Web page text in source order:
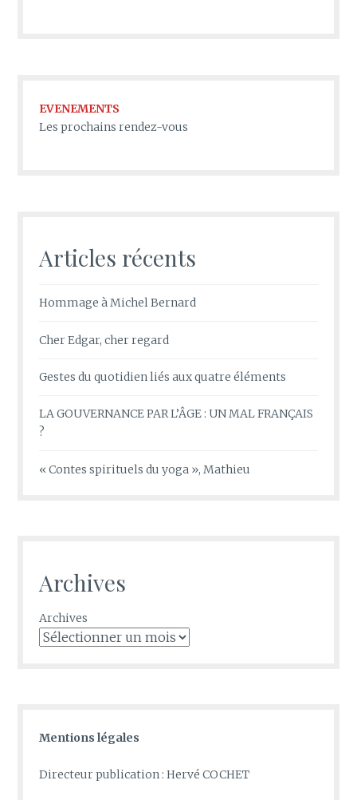
EVENEMENTS
Les prochains rendez-vous
Articles récents
Hommage à Michel Bernard
Cher Edgar, cher regard
Gestes du quotidien liés aux quatre éléments
LA GOUVERNANCE PAR L’ÂGE : UN MAL FRANÇAIS
?
« Contes spirituels du yoga », Mathieu
Archives
Archives
Mentions légales
Directeur publication : Hervé COCHET